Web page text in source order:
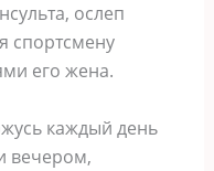
ослеп
спортсмену
его жена.
каждый день
вечером,